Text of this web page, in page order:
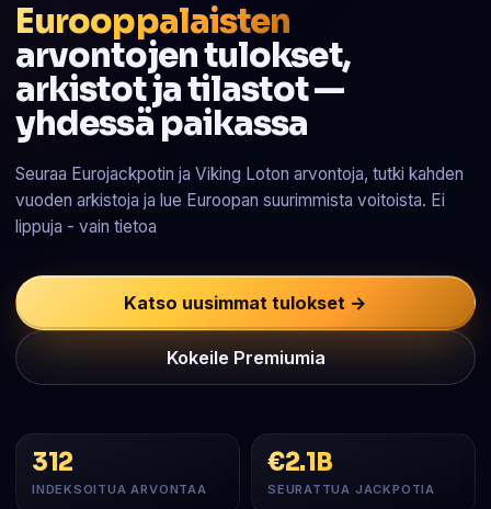
Eurooppalaisten
arvontojen tulokset,
arkistot ja tilastot —
yhdessä paikassa
Seuraa Eurojackpotin ja Viking Loton arvontoja, tutki kahden
vuoden arkistoja ja lue Euroopan suurimmista voitoista. Ei
lippuja - vain tietoa
Katso uusimmat tulokset →
Kokeile Premiumia
312
INDEKSOITUA ARVONTAA
€2.1B
SEURATTUA JACKPOTIA